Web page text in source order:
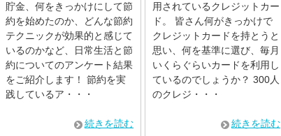
貯金、何をきっかけにして節
約を始めたのか、どんな節約
テクニックが効果的と感じて
いるのかなど、日常生活と節
約についてのアンケート結果
をご紹介します！ 節約を実
践しているア・・・
続きを読む
用されているクレジットカー
ド。 皆さん何がきっかけで
クレジットカードを持とうと
思い、何を基準に選び、毎月
いくらぐらいカードを利用し
ているのでしょうか？ 300人
のクレジ・・・
続きを読む